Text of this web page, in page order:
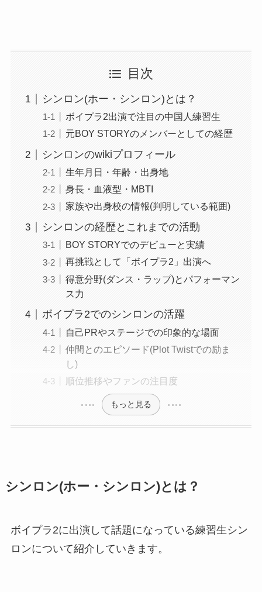
目次
シンロン(ホー・シンロン)とは？
ボイプラ2出演で注目の中国人練習生
元BOY STORYのメンバーとしての経歴
シンロンのwikiプロフィール
生年月日・年齢・出身地
身長・血液型・MBTI
家族や出身校の情報(判明している範囲)
シンロンの経歴とこれまでの活動
BOY STORYでのデビューと実績
再挑戦として「ボイプラ2」出演へ
得意分野(ダンス・ラップ)とパフォーマン
ス力
ボイプラ2でのシンロンの活躍
自己PRやステージでの印象的な場面
仲間とのエピソード(Plot Twistでの励ま
し)
順位推移やファンの注目度
もっと見る
シンロン(ホー・シンロン)とは？
ボイプラ2に出演して話題になっている練習生シン
ロンについて紹介していきます。